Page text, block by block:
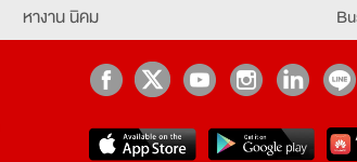
หางาน นิคม
หางานอยุธยา